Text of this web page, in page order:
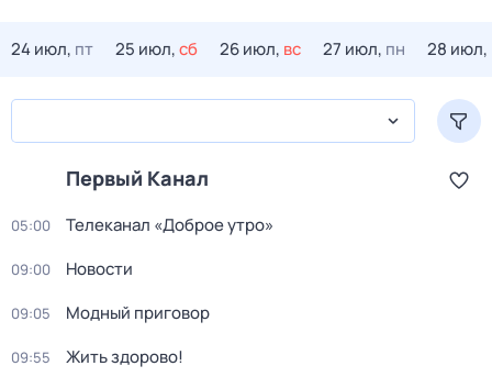
24 июл, пт 25 июл,сб 26 июл, вс 27 июл, пн 28 июл,
Первый Канал
05:00 Телеканал «Доброе утро»
09:00 Новости
09:05 Модный приговор
09:55 Жить здорово!